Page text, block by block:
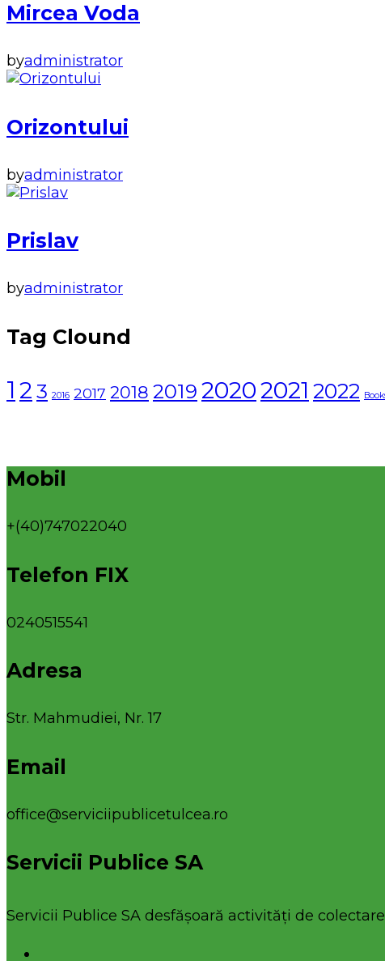
Mircea Voda
byadministrator
Orizontului
byadministrator
Prislav
byadministrator
Tag Clound
1 2 3 2016 2017 2018 2019 20202021 2022
Mobil
+(40)747022040
Telefon FIX
0240515541
Adresa
Str. Mahmudiei, Nr. 17
Email
office@serviciipublicetulcea.ro
Servicii Publice SA
Servicii Publice SA desfășoară activități de